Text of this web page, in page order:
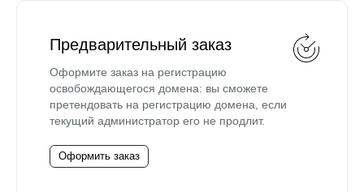
Предварительный заказ
Оформите заказ на регистрацию
освобождающегося домена: вы сможете
претендовать на регистрацию домена, если
текущий администратор его не продлит.
Оформить заказ